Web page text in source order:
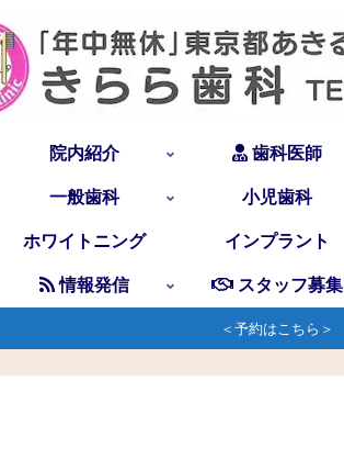
院内紹介 歯科医師
一般歯科 小児歯科
ホワイトニング インプラント
情報発信 スタッフ募集
＜予約はこちら＞